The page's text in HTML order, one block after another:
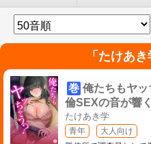
「 たけあき
巻 俺たちもヤ
倫SEXの音が響
たけあき学
青年
大人向け